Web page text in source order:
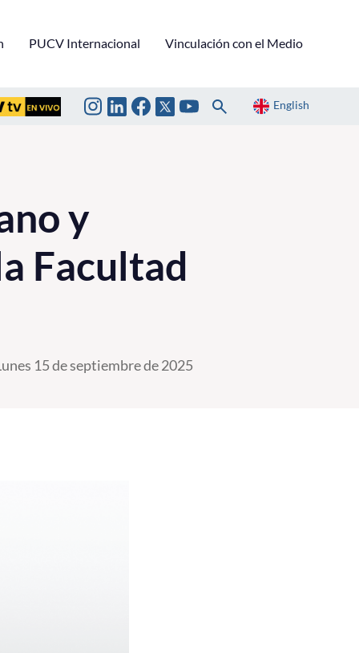
PUCV Internacional Vinculación con el Medio
English
y
Facultad
15 de septiembre de 2025